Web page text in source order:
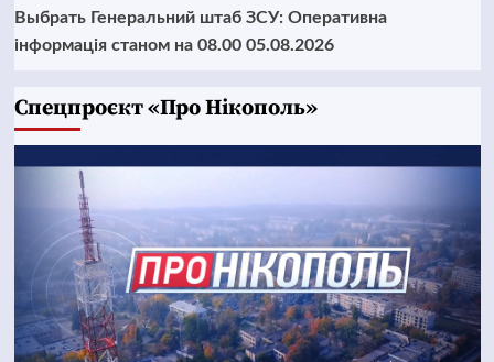
Выбрать Генеральний штаб ЗСУ: Оперативна
інформація станом на 08.00 05.08.2026
Cпецпроєкт «Про Нікополь»